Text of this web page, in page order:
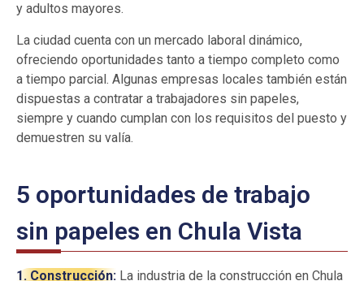
y adultos mayores.
La ciudad cuenta con un mercado laboral dinámico,
ofreciendo oportunidades tanto a tiempo completo como
a tiempo parcial. Algunas empresas locales también están
dispuestas a contratar a trabajadores sin papeles,
siempre y cuando cumplan con los requisitos del puesto y
demuestren su valía.
5 oportunidades de trabajo
sin papeles en Chula Vista
1. Construcción: La industria de la construcción en Chula